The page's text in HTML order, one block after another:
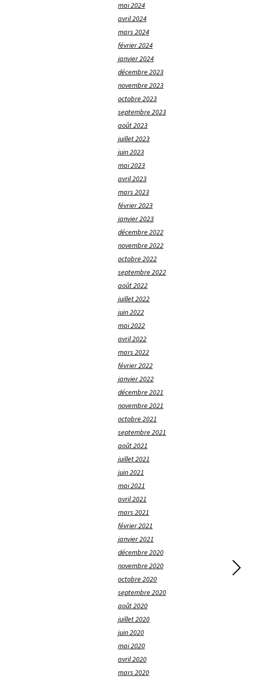
mai 2024
avril 2024
mars 2024
février 2024
janvier 2024
décembre 2023
novembre 2023
octobre 2023
septembre 2023
août 2023
juillet 2023
juin 2023
mai 2023
avril 2023
mars 2023
février 2023
janvier 2023
décembre 2022
novembre 2022
octobre 2022
septembre 2022
août 2022
juillet 2022
juin 2022
mai 2022
avril 2022
mars 2022
février 2022
janvier 2022
décembre 2021
novembre 2021
octobre 2021
septembre 2021
août 2021
juillet 2021
juin 2021
mai 2021
avril 2021
mars 2021
février 2021
janvier 2021
décembre 2020
novembre 2020
octobre 2020
septembre 2020
août 2020
juillet 2020
juin 2020
mai 2020
avril 2020
mars 2020